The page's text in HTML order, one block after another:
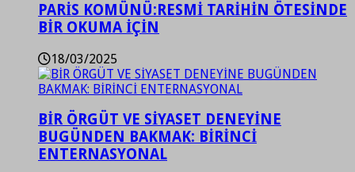
PARİS KOMÜNÜ:RESMİ TARİHİN ÖTESİNDE
BİR OKUMA İÇİN
18/03/2025
BİR ÖRGÜT VE SİYASET DENEYİNE
BUGÜNDEN BAKMAK: BİRİNCİ
ENTERNASYONAL